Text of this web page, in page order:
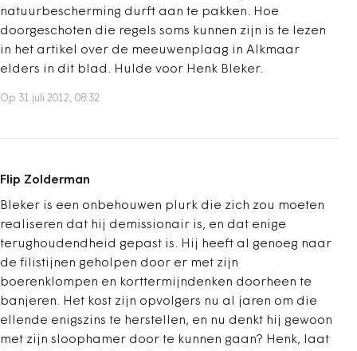
natuurbescherming durft aan te pakken. Hoe
doorgeschoten die regels soms kunnen zijn is te lezen
in het artikel over de meeuwenplaag in Alkmaar
elders in dit blad. Hulde voor Henk Bleker.
Op 31 juli 2012, 08:32
Flip Zolderman
Bleker is een onbehouwen plurk die zich zou moeten
realiseren dat hij demissionair is, en dat enige
terughoudendheid gepast is. Hij heeft al genoeg naar
de filistijnen geholpen door er met zijn
boerenklompen en korttermijndenken doorheen te
banjeren. Het kost zijn opvolgers nu al jaren om die
ellende enigszins te herstellen, en nu denkt hij gewoon
met zijn sloophamer door te kunnen gaan? Henk, laat